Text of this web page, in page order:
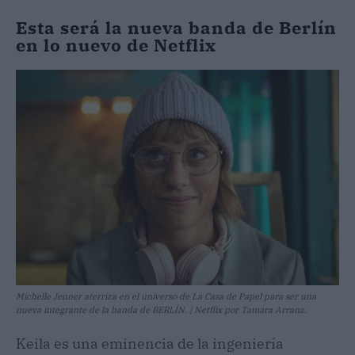
Esta será la nueva banda de Berlín
en lo nuevo de Netflix
Michelle Jenner aterriza en el universo de La Casa de Papel para ser una
nueva integrante de la banda de BERLÍN. | Netflix por Tamara Arranz.
Keila es una eminencia de la ingeniería